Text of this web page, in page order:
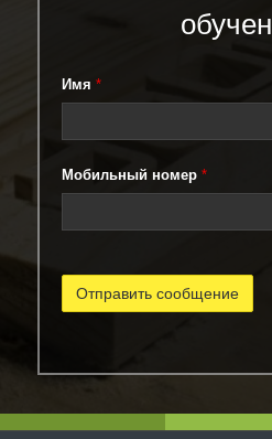
Имя *
Мобильный номер *